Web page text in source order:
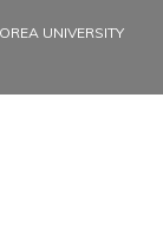
UNIVERSITY